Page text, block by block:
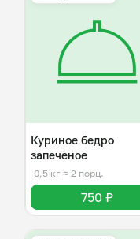
Куриное бедро
запеченое
0,5 кг ≈ 2 порц.
750 ₽